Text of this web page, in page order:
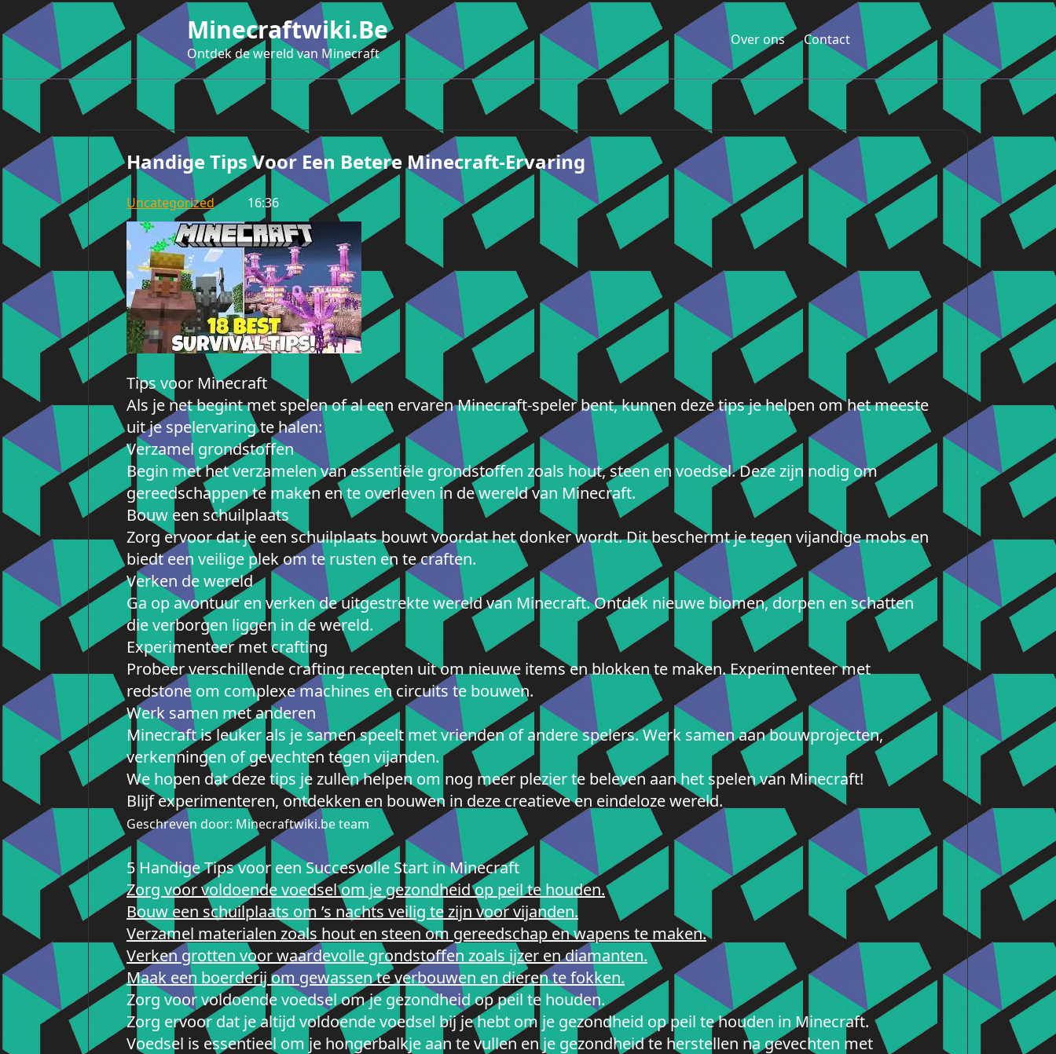
naar
de
inhoud
Minecraftwiki.be
Ontdek de wereld van Minecraft
Over ons Contact
Handige Tips Voor Een Betere Minecraft-Ervaring
Uncategorized 16:36
Tips voor Minecraft
Als je net begint met spelen of al een ervaren Minecraft-speler bent, kunnen deze tips je helpen om het meeste
uit je spelervaring te halen:
Verzamel grondstoffen
Begin met het verzamelen van essentiële grondstoffen zoals hout, steen en voedsel. Deze zijn nodig om
gereedschappen te maken en te overleven in de wereld van Minecraft.
Bouw een schuilplaats
Zorg ervoor dat je een schuilplaats bouwt voordat het donker wordt. Dit beschermt je tegen vijandige mobs en
biedt een veilige plek om te rusten en te craften.
Verken de wereld
Ga op avontuur en verken de uitgestrekte wereld van Minecraft. Ontdek nieuwe biomen, dorpen en schatten
die verborgen liggen in de wereld.
Experimenteer met crafting
Probeer verschillende crafting recepten uit om nieuwe items en blokken te maken. Experimenteer met
redstone om complexe machines en circuits te bouwen.
Werk samen met anderen
Minecraft is leuker als je samen speelt met vrienden of andere spelers. Werk samen aan bouwprojecten,
verkenningen of gevechten tegen vijanden.
We hopen dat deze tips je zullen helpen om nog meer plezier te beleven aan het spelen van Minecraft!
Blijf experimenteren, ontdekken en bouwen in deze creatieve en eindeloze wereld.
Geschreven door: Minecraftwiki.be team
5 Handige Tips voor een Succesvolle Start in Minecraft
Zorg voor voldoende voedsel om je gezondheid op peil te houden.
Bouw een schuilplaats om ’s nachts veilig te zijn voor vijanden.
Verzamel materialen zoals hout en steen om gereedschap en wapens te maken.
Verken grotten voor waardevolle grondstoffen zoals ijzer en diamanten.
Maak een boerderij om gewassen te verbouwen en dieren te fokken.
Zorg voor voldoende voedsel om je gezondheid op peil te houden.
Zorg ervoor dat je altijd voldoende voedsel bij je hebt om je gezondheid op peil te houden in Minecraft.
Voedsel is essentieel om je hongerbalkje aan te vullen en je gezondheid te herstellen na gevechten met